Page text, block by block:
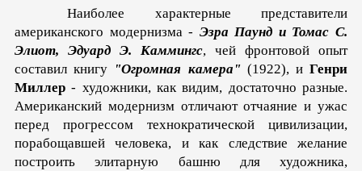
Наиболее характерные представители
американского модернизма - Эзра Паунд и Томас С.
Элиот, Эдуард Э. Каммингс, чей фронтовой опыт
составил книгу "Огромная камера"(1922), иГенри
Миллер - художники, как видим, достаточно разные.
Американский модернизм отличают отчаяние и ужас
перед прогрессом технократической цивилизации,
пора­бощавшей человека, и как следствие желание
построить эли­тарную башню для художника,